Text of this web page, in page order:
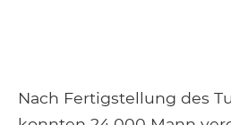
Nach Fertigstellung des